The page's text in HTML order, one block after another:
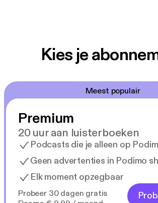
Kies je
Meest populair
Premium
20 uur aan luisterboeken
Podcasts die je alleen op
Geen advertenties in Podimo
Elk moment opzegbaar
Probeer 30 dagen gratis